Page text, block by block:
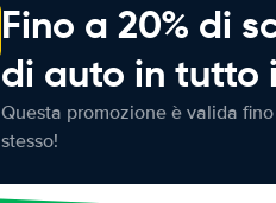
Fino a 20% di
di auto in tutto
Questa promozione è valida
stesso!